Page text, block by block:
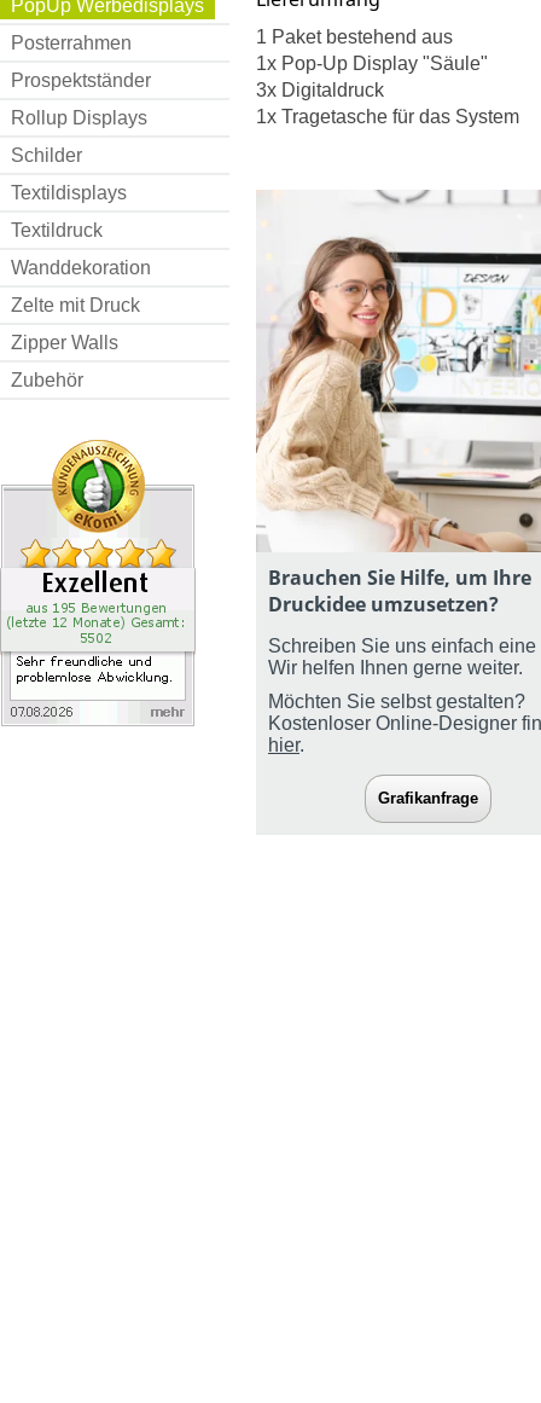
PopUp Werbedisplays
Posterrahmen
Prospektständer
Rollup Displays
Schilder
Textildisplays
Textildruck
Wanddekoration
Zelte mit Druck
Zipper Walls
Zubehör
1 Paket bestehend aus
1x Pop-Up Display "Säule"
3x Digitaldruck
1x Tragetasche für das System
Brauchen Sie Hilfe, um Ihre
Druckidee umzusetzen?
Schreiben Sie uns einfach eine
Wir helfen Ihnen gerne weiter.
Möchten Sie selbst gestalten?
Kostenloser Online-Designer
hier.
Grafikanfrage